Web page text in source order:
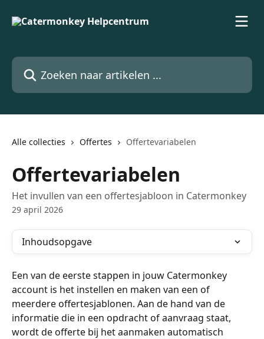
Zoeken naar artikelen ...
Alle collecties Offertes Offertevariabelen
Offertevariabelen
Het invullen van een offertesjabloon in Catermonkey
29 april 2026
Inhoudsopgave
Een van de eerste stappen in jouw Catermonkey
account is het instellen en maken van een of
meerdere offertesjablonen. Aan de hand van de
informatie die in een opdracht of aanvraag staat,
wordt de offerte bij het aanmaken automatisch